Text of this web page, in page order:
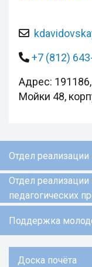
+7 (812)
Адрес:
Мойки 48,
Отдел реализации
Отдел
педагогических
Поддержка
Доска почёта